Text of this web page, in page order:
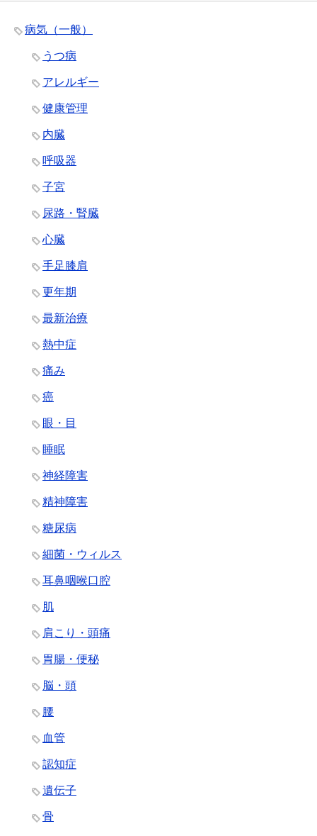
病気（一般）
うつ病
アレルギー
健康管理
内臓
呼吸器
子宮
尿路・腎臓
心臓
手足膝肩
更年期
最新治療
熱中症
痛み
癌
眼・目
睡眠
神経障害
精神障害
糖尿病
細菌・ウィルス
耳鼻咽喉口腔
肌
肩こり・頭痛
胃腸・便秘
脳・頭
腰
血管
認知症
遺伝子
骨